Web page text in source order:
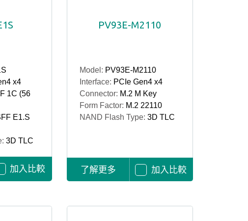
x4
1C (56
E1.S
3D TLC
加入比較
PV93E-M2110
Model: PV93E-M2110
Interface: PCIe Gen4 x4
Connector: M.2 M Key
Form Factor: M.2 22110
NAND Flash Type: 3D TLC
了解更多 加入比較